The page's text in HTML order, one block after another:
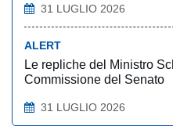
31 LUGLIO 2026
ALERT
Le repliche del Ministro
Commissione del Senato
31 LUGLIO 2026